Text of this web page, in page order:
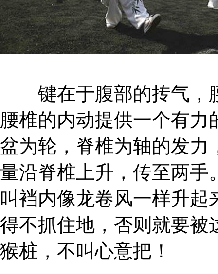
键在于腹部的抟气，
腰椎的内动提供一个有
盆为轮，脊椎为轴的发力
量沿脊椎上升，传至两手
叫裆内像龙卷风一样升
得不抓住地，否则就要被
猴桩，不叫心意把！